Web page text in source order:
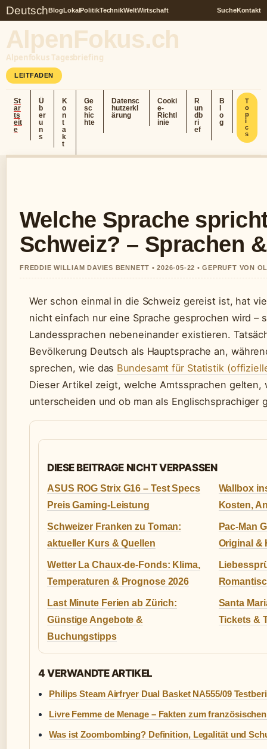
DeutschBlogLokalPolitikTechnikWeltWirtschaft SucheKontakt
AlpenFokus.ch
Alpenfokus Tagesbriefing
LEITFADEN
St
ar
ts
eit
e
Ü
b
er
u
n
s
K
o
n
t
a
k
t
Ge
sc
hic
hte
Datensc
hutzerkl
ärung
Cooki
e-
Richtl
inie
R
un
db
ri
ef
B
o
g
T
o
p
i
c
s
Welche Sprache
Schweiz? – Sprachen
FREDDIE WILLIAM DAVIES BENNETT • 2026-05-22 • GEPRUFT VON
Wer schon einmal in die Schweiz gereist ist, hat
nicht einfach nur eine Sprache gesprochen wird –
Landessprachen nebeneinander existieren.
Bevölkerung Deutsch als Hauptsprache an,
sprechen, wie das Bundesamt für Statistik
Dieser Artikel zeigt, welche Amtssprachen gelten,
unterscheiden und ob man als Englischsprachiger
DIESE BEITRAGE NICHT VERPASSEN
ASUS ROG Strix G16 – Test Specs
Preis Gaming-Leistung
Wallbox
Kosten,
Schweizer Franken zu Toman:
aktueller Kurs & Quellen
Pac-Man
Original &
Wetter La Chaux-de-Fonds: Klima,
Temperaturen & Prognose 2026
Last Minute Ferien ab Zürich:
Günstige Angebote &
Buchungstipps
Santa
Tickets &
4 VERWANDTE ARTIKEL
Philips Steam Airfryer Dual Basket NA555/09
Livre Femme de Menage – Fakten zum
Was ist Zoombombing? Definition, Legalität und